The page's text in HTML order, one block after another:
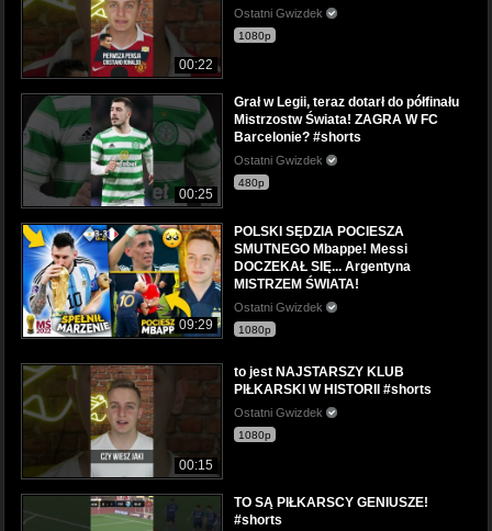
00:22
Ostatni Gwizdek
1080p
00:25
Grał w Legii, teraz dotarł do półfinału
Mistrzostw Świata! ZAGRA W FC
Barcelonie? #shorts
Ostatni Gwizdek
480p
09:29
POLSKI SĘDZIA POCIESZA
SMUTNEGO Mbappe! Messi
DOCZEKAŁ SIĘ... Argentyna
MISTRZEM ŚWIATA!
Ostatni Gwizdek
1080p
00:15
to jest NAJSTARSZY KLUB
PIŁKARSKI W HISTORII #shorts
Ostatni Gwizdek
1080p
TO SĄ PIŁKARSCY GENIUSZE!
#shorts